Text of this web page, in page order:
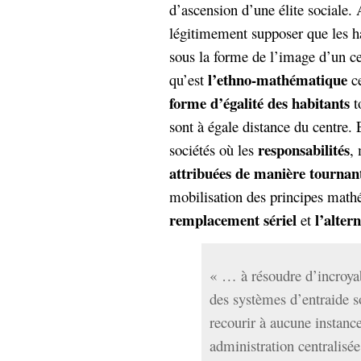
d’ascension d’une élite
légitimement supposer que les
sous la forme de l’image d’un
qu’est l’ethno-mathématique
forme d’égalité des habitants
sont à égale distance du centre.
sociétés où les responsabilités,
attribuées de manière
mobilisation des principes
remplacement sériel et
« … à résoudre
des systèmes d’entraide
recourir à aucune
administration